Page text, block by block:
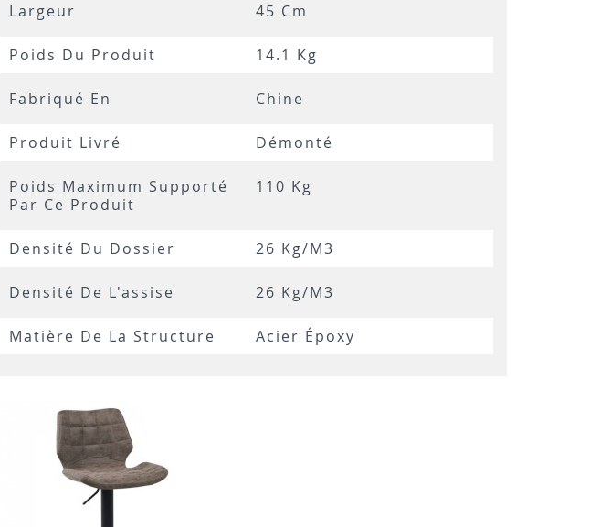
Largeur 45 Cm
Poids Du Produit 14.1 Kg
Fabriqué En Chine
Produit Livré Démonté
Poids Maximum Supporté
Par Ce Produit
110 Kg
Densité Du Dossier 26 Kg/m3
Densité De L'assise 26 Kg/m3
Matière De La Structure Acier Époxy